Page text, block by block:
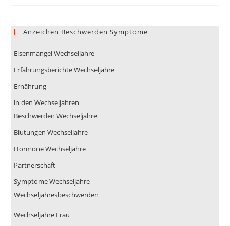
Anzeichen Beschwerden Symptome
Eisenmangel Wechseljahre
Erfahrungsberichte Wechseljahre
Ernährung
in den Wechseljahren
Beschwerden Wechseljahre
Blutungen Wechseljahre
Hormone Wechseljahre
Partnerschaft
Symptome Wechseljahre
Wechseljahresbeschwerden
Wechseljahre Frau